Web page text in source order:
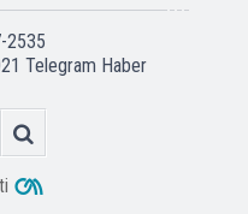
2535
Telegram Haber